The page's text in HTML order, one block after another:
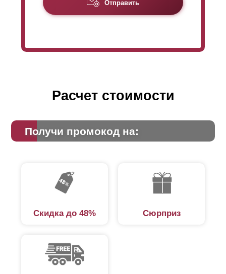
двора. Но есть ситуации, когда требуется уменьшить
обзор с улицы. Тогда уже нуженнахлёст.
Отправить
Расчет стоимости
Получи промокод на:
Скидка до 48% Сюрприз